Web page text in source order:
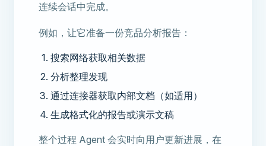
连续会话中完成。
例如，让它准备一份竞品分析报告：
搜索网络获取相关数据
分析整理发现
通过连接器获取内部文档（如适用）
生成格式化的报告或演示文稿
整个过程 Agent 会实时向用户更新进展，在